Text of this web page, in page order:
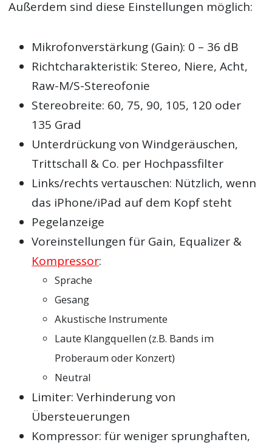
Außerdem sind diese Einstellungen möglich:
Mikrofonverstärkung (Gain): 0 – 36 dB
Richtcharakteristik: Stereo, Niere, Acht,
Raw-M/S-Stereofonie
Stereobreite: 60, 75, 90, 105, 120 oder
135 Grad
Unterdrückung von Windgeräuschen,
Trittschall & Co. per Hochpassfilter
Links/rechts vertauschen: Nützlich, wenn
das iPhone/iPad auf dem Kopf steht
Pegelanzeige
Voreinstellungen für Gain, Equalizer &
Kompressor:
Sprache
Gesang
Akustische Instrumente
Laute Klangquellen (z.B. Bands im
Proberaum oder Konzert)
Neutral
Limiter: Verhinderung von
Übersteuerungen
Kompressor: für weniger sprunghaften,